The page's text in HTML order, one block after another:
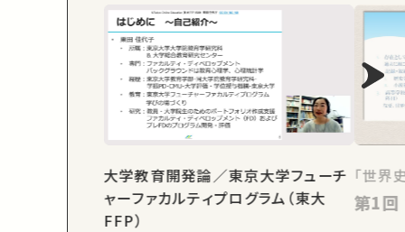
大学教育開発論／東京大学フューチ
ャーファカルティプログラム（東大
FFP）
「世界